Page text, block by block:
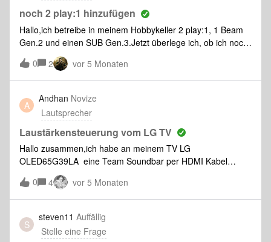
noch 2 play:1 hinzufügen
Hallo,ich betreibe in meinem Hobbykeller 2 play:1, 1 Beam
Gen.2 und einen SUB Gen.3.Jetzt überlege ich, ob ich noch
2 weitere play:1 hinzufügen könnte um noch einen besseren
Sound zu erzielen. Frage: Ist dies technisch möglich und ist
es auch sinnvoll ?mfg B.Bühler
0 2 vor 5 Monaten
A
Andhan Novize
Lautsprecher
Laustärkensteuerung vom LG TV
Hallo zusammen,ich habe an meinem TV LG
OLED65G39LA eine Team Soundbar per HDMI Kabel
angeschlossen. Mit der TV Fernbedienung kann ich die
Lautstärke der Beam steuern, auch der Mute Befehl
funktioniert.Wenn ich die Beam Soundbar zusammen mit
einem One Speaker in einer Gruppe habe, reagiert die One
nicht auf den Lautstärkebefehl der Fernbedienung, die
Beam allerdings schon. Warum wird der Lautstärkebefehl
0 4 vor 5 Monaten
S
steven11 Auffällig
Stelle eine Frage